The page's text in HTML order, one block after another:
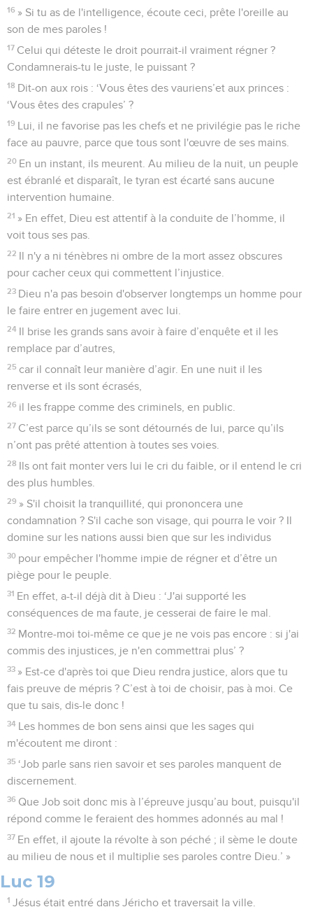
16 » Si tu as de l'intelligence, écoute ceci, prête l'oreille au
son de mes paroles !
17 Celui qui déteste le droit pourrait-il vraiment régner ?
Condamnerais-tu le juste, le puissant ?
18 Dit-on aux rois : ‘Vous êtes des vauriens’et aux princes :
‘Vous êtes des crapules’ ?
19 Lui, il ne favorise pas les chefs et ne privilégie pas le riche
face au pauvre, parce que tous sont l'œuvre de ses mains.
20 En un instant, ils meurent. Au milieu de la nuit, un peuple
est ébranlé et disparaît, le tyran est écarté sans aucune
intervention humaine.
21 » En effet, Dieu est attentif à la conduite de l’homme, il
voit tous ses pas.
22 Il n'y a ni ténèbres ni ombre de la mort assez obscures
pour cacher ceux qui commettent l’injustice.
23 Dieu n'a pas besoin d'observer longtemps un homme pour
le faire entrer en jugement avec lui.
24 Il brise les grands sans avoir à faire d’enquête et il les
remplace par d’autres,
25 car il connaît leur manière d’agir. En une nuit il les
renverse et ils sont écrasés,
26 il les frappe comme des criminels, en public.
27 C’est parce qu’ils se sont détournés de lui, parce qu’ils
n’ont pas prêté attention à toutes ses voies.
28 Ils ont fait monter vers lui le cri du faible, or il entend le cri
des plus humbles.
29 » S'il choisit la tranquillité, qui prononcera une
condamnation ? S'il cache son visage, qui pourra le voir ? Il
domine sur les nations aussi bien que sur les individus
30 pour empêcher l'homme impie de régner et d’être un
piège pour le peuple.
31 En effet, a-t-il déjà dit à Dieu : ‘J'ai supporté les
conséquences de ma faute, je cesserai de faire le mal.
32 Montre-moi toi-même ce que je ne vois pas encore : si j'ai
commis des injustices, je n'en commettrai plus’ ?
33 » Est-ce d'après toi que Dieu rendra justice, alors que tu
fais preuve de mépris ? C’est à toi de choisir, pas à moi. Ce
que tu sais, dis-le donc !
34 Les hommes de bon sens ainsi que les sages qui
m'écoutent me diront :
35 ‘Job parle sans rien savoir et ses paroles manquent de
discernement.
36 Que Job soit donc mis à l’épreuve jusqu’au bout, puisqu'il
répond comme le feraient des hommes adonnés au mal !
37 En effet, il ajoute la révolte à son péché ; il sème le doute
au milieu de nous et il multiplie ses paroles contre Dieu.’ »
Luc 19
1 Jésus était entré dans Jéricho et traversait la ville.